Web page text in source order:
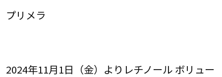
プリメラ
2024年11月1日（金）よりレチノール ボリュー